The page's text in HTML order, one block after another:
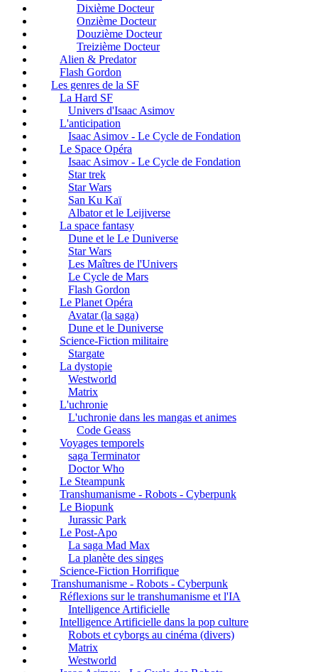
Dixième Docteur
Onzième Docteur
Douzième Docteur
Treizième Docteur
Alien & Predator
Flash Gordon
Les genres de la SF
La Hard SF
Univers d'Isaac Asimov
L'anticipation
Isaac Asimov - Le Cycle de Fondation
Le Space Opéra
Isaac Asimov - Le Cycle de Fondation
Star trek
Star Wars
San Ku Kaï
Albator et le Leijiverse
La space fantasy
Dune et le Le Duniverse
Star Wars
Les Maîtres de l'Univers
Le Cycle de Mars
Flash Gordon
Le Planet Opéra
Avatar (la saga)
Dune et le Duniverse
Science-Fiction militaire
Stargate
La dystopie
Westworld
Matrix
L'uchronie
L'uchronie dans les mangas et animes
Code Geass
Voyages temporels
saga Terminator
Doctor Who
Le Steampunk
Transhumanisme - Robots - Cyberpunk
Le Biopunk
Jurassic Park
Le Post-Apo
La saga Mad Max
La planète des singes
Science-Fiction Horrifique
Transhumanisme - Robots - Cyberpunk
Réflexions sur le transhumanisme et l'IA
Intelligence Artificielle
Intelligence Artificielle dans la pop culture
Robots et cyborgs au cinéma (divers)
Matrix
Westworld